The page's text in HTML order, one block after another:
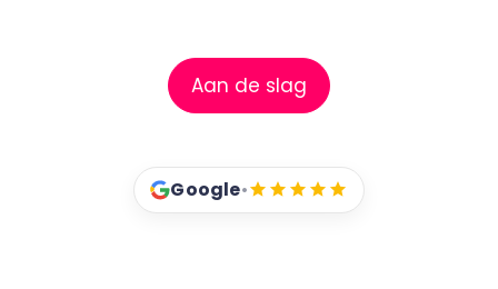
Aan de slag
Google•